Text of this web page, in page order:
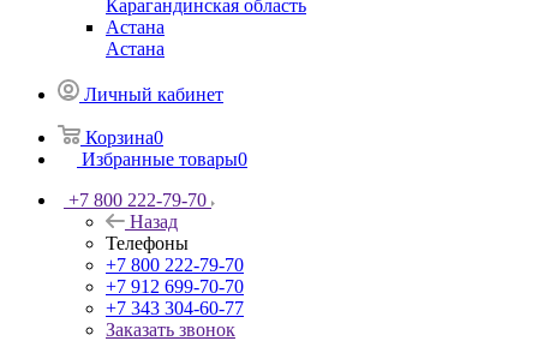
Карагандинская область
Астана
Астана
Личный кабинет
Корзина0
Избранные товары0
+7 800 222-79-70
Назад
Телефоны
+7 800 222-79-70
+7 912 699-70-70
+7 343 304-60-77
Заказать звонок